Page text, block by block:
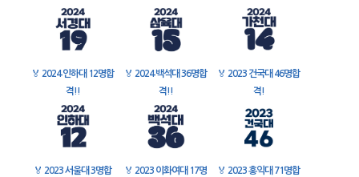
🏅 2024 인하대 12명합
격!!
🏅 2024 백석대 36명합
격!!
🏅 2023 건국대 46명합
격!
🏅 2023 서울대 3명합
🏅 2023 이화여대 17명
🏅 2023 홍익대 71명합